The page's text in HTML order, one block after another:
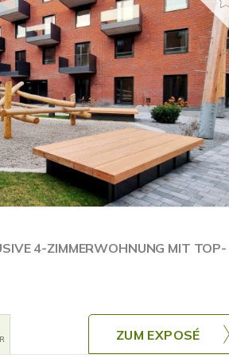
4-ZIMMERWOHNUNG MIT TOP-
ZUM EXPOSÉ